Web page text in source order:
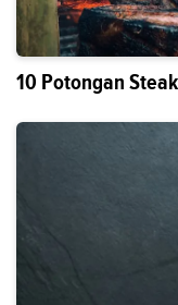
10 Potongan